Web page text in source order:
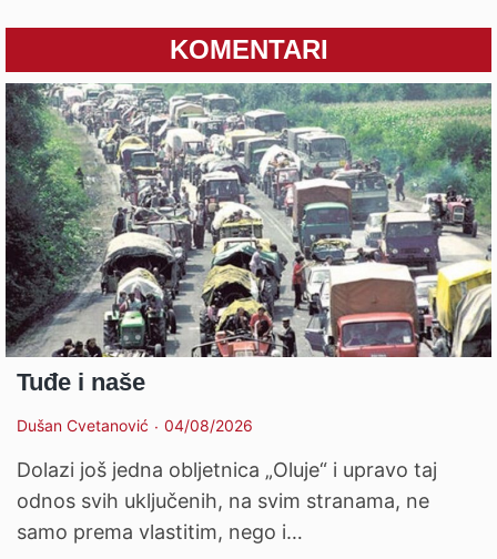
KOMENTARI
Tuđe i naše
Dušan Cvetanović 04/08/2026
Dolazi još jedna obljetnica „Oluje“ i upravo taj
odnos svih uključenih, na svim stranama, ne
samo prema vlastitim, nego i…